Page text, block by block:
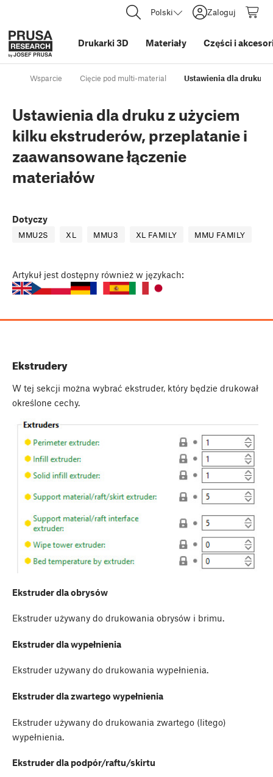
Polski Zaloguj
Drukarki 3D Materiały Części i
Wsparcie Cięcie pod multi-material Ustawienia dla druku z
Ustawienia dla druku z użyciem
kilku ekstruderów, przeplatanie i
zaawansowane łączenie
materiałów
Dotyczy
MMU2S XL MMU3 XL FAMILY MMU FAMILY
Artykuł jest dostępny również w językach:
Ekstrudery
W tej sekcji można wybrać ekstruder, który będzie drukował
określone cechy.
Ekstruder dla obrysów
Ekstruder używany do drukowania obrysów i brimu.
Ekstruder dla wypełnienia
Ekstruder używany do drukowania wypełnienia.
Ekstruder dla zwartego wypełnienia
Ekstruder używany do drukowania zwartego (litego)
wypełnienia.
Ekstruder dla podpór/raftu/skirtu